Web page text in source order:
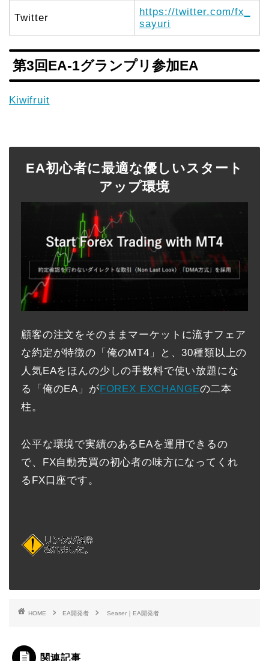
Twitter
https://twitter.com/fx_
sayuri
第3回EA-1グランプリ参加EA
Kiwifruit
EA初心者に最適な優しいスタート
アップ環境
顧客の注文をそのままマーケットに流すフェア
な約定が特徴の「俺のMT4」と、30種類以上の
人気EAをほんの少しの手数料で使い放題にな
る「俺のEA」が FOREX EXCHANGEの二本
柱。
公平な環境で実績のあるEAを運用できるの
で、FX自動売買の初心者の味方になってくれ
るFX口座です。
HOME EA開発者 Seaser｜EA開発者
関連記事